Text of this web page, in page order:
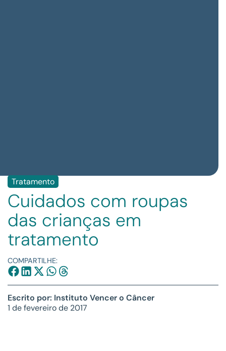
Tratamento
Cuidados com roupas
das crianças em
tratamento
COMPARTILHE:
Escrito por: Instituto Vencer o Câncer
1 de fevereiro de 2017